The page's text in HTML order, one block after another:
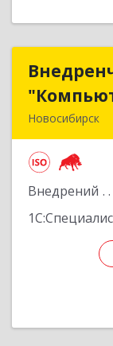
Новосибирск
Внедрений